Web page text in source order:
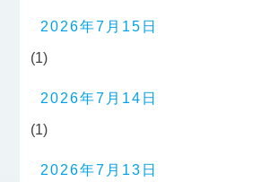
2026年7月15日
(1)
2026年7月14日
(1)
2026年7月13日